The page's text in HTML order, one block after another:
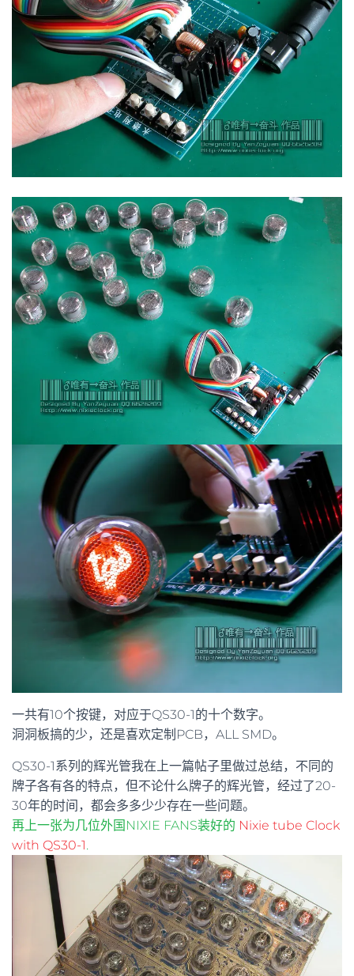
一共有10个按键，对应于QS30-1的十个数字。
洞洞板搞的少，还是喜欢定制PCB，ALL SMD。
QS30-1系列的辉光管我在上一篇帖子里做过总结，不同的
牌子各有各的特点，但不论什么牌子的辉光管，经过了20-
30年的时间，都会多多少少存在一些问题。
再上一张为几位外国NIXIE FANS装好的 Nixie tube Clock
with QS30-1.